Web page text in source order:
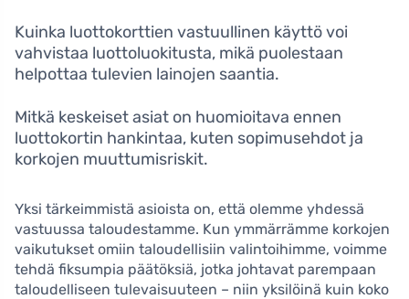
Kuinka luottokorttien vastuullinen käyttö voi
vahvistaa luottoluokitusta, mikä puolestaan
helpottaa tulevien lainojen saantia.
Mitkä keskeiset asiat on huomioitava ennen
luottokortin hankintaa, kuten sopimusehdot ja
korkojen muuttumisriskit.
Yksi tärkeimmistä asioista on, että olemme yhdessä
vastuussa taloudestamme. Kun ymmärrämme korkojen
vaikutukset omiin taloudellisiin valintoihimme, voimme
tehdä fiksumpia päätöksiä, jotka johtavat parempaan
taloudelliseen tulevaisuuteen – niin yksilöinä kuin koko